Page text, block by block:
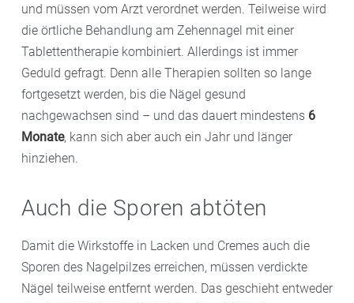
und müssen vom Arzt verordnet werden. Teilweise wird
die örtliche Behandlung am Zehennagel mit einer
Tablettentherapie kombiniert. Allerdings ist immer
Geduld gefragt. Denn alle Therapien sollten so lange
fortgesetzt werden, bis die Nägel gesund
nachgewachsen sind – und das dauert mindestens 6
Monate, kann sich aber auch ein Jahr und länger
hinziehen.
Auch die Sporen abtöten
Damit die Wirkstoffe in Lacken und Cremes auch die
Sporen des Nagelpilzes erreichen, müssen verdickte
Nägel teilweise entfernt werden. Das geschieht entweder